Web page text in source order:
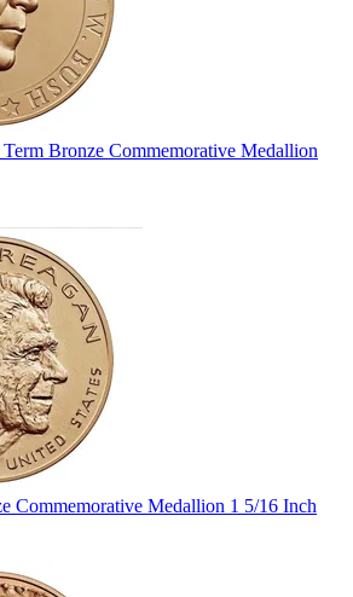
Bronze Commemorative Medallion
Commemorative Medallion 1 5/16 Inch